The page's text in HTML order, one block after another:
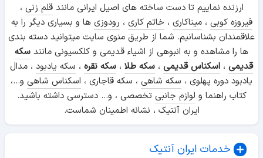
ارزنده نماییم تا دست ساخته های اصیل ایرانی مانندقلم زنی ،
فیروزه کوبی ،میناکاری ، خاتم کاری ، رودوزی ها و بسیاری دیگر را به
علاقمندان بشناسانیم. شما از طریق منوی سایت میتوانید دسته بندی
ها را مشاهده و به انبوهی از اشیاء قدیمی و کلکسیونی مانند سکه
قدیمی ، اسکناس قدیمی ، سکه طلا ، سکه نقره ، سکه یادبود ، مدال
یادبود دوره پهلوی ، سکه شاهی ، سکه قاجاری ، اسکناس شاهی و...،
کتاب راهنما و لوازم جانبی تخصصی ، و... دسترسی داشته باشید.
ایران آنتیک ، نشانه اطمینان شماست.
خدمات ایران آنتیک